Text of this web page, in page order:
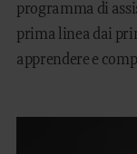
programma di
prima linea dai
apprendere e